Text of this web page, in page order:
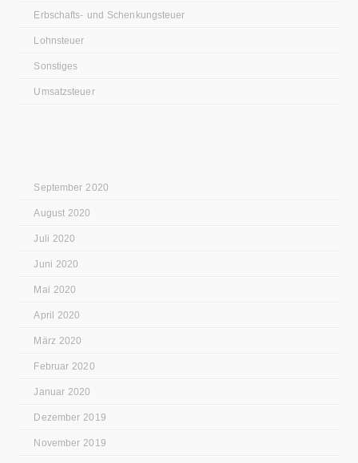
Erbschafts- und Schenkungsteuer
Lohnsteuer
Sonstiges
Umsatzsteuer
September 2020
August 2020
Juli 2020
Juni 2020
Mai 2020
April 2020
März 2020
Februar 2020
Januar 2020
Dezember 2019
November 2019